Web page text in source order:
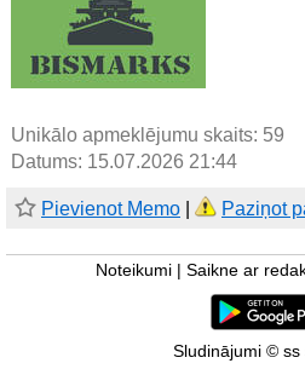
Unikālo apmeklējumu skaits: 59
Datums: 15.07.2026 21:44
Pievienot Memo Paziņot
Noteikumi Saikne ar
Sludinājumi © ss